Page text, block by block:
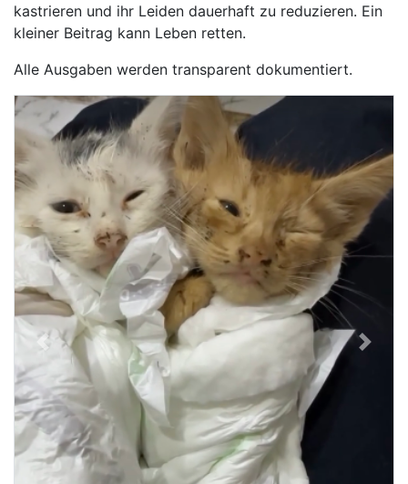
Previous Next
kastrieren und ihr Leiden dauerhaft zu reduzieren. Ein
kleiner Beitrag kann Leben retten.
Alle Ausgaben werden transparent dokumentiert.